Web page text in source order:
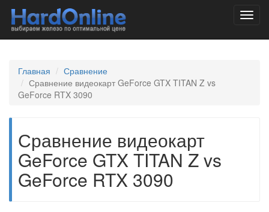
Главная
Сравнение
Сравнение видеокарт GeForce GTX TITAN Z vs
GeForce RTX 3090
Сравнение видеокарт
GeForce GTX TITAN Z vs
GeForce RTX 3090